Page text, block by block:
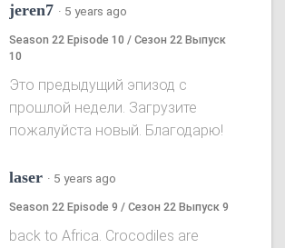
jeren7 · 5 years ago
Season 22 Episode 10 / Сезон 22 Выпуск
10
Это предыдущий эпизод с
прошлой недели. Загрузите
пожалуйста новый. Благодарю!
laser · 5 years ago
Season 22 Episode 9 / Сезон 22 Выпуск 9
back to Africa. Crocodiles are